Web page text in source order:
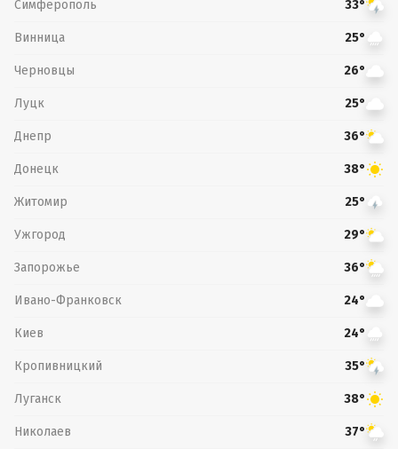
Симферополь 33°
Винница 25°
Черновцы 26°
Луцк 25°
Днепр 36°
Донецк 38°
Житомир 25°
Ужгород 29°
Запорожье 36°
Ивано-Франковск 24°
Киев 24°
Кропивницкий 35°
Луганск 38°
Николаев 37°